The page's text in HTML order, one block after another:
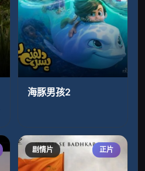
海豚男孩2
剧情片 正片